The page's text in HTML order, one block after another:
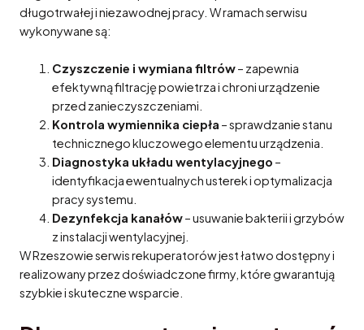
długotrwałej i niezawodnej pracy. W ramach serwisu
wykonywane są:
Czyszczenie i wymiana filtrów– zapewnia
efektywną filtrację powietrza i chroni urządzenie
przed zanieczyszczeniami.
Kontrola wymiennika ciepła – sprawdzanie stanu
technicznego kluczowego elementu urządzenia.
Diagnostyka układu wentylacyjnego –
identyfikacja ewentualnych usterek i optymalizacja
pracy systemu.
Dezynfekcja kanałów– usuwanie bakterii i grzybów
z instalacji wentylacyjnej.
W Rzeszowie serwis rekuperatorów jest łatwo dostępny i
realizowany przez doświadczone firmy, które gwarantują
szybkie i skuteczne wsparcie.